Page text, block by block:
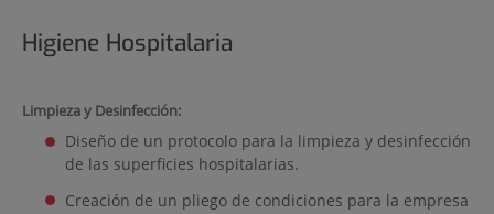
Higiene Hospitalaria
Limpieza y Desinfección:
Diseño de un protocolo para la limpieza y desinfección
de las superficies hospitalarias.
Creación de un pliego de condiciones para la empresa